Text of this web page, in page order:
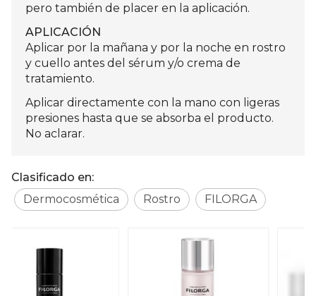
pero también de placer en la aplicación.
APLICACIÓN
Aplicar por la mañana y por la noche en rostro
y cuello antes del sérum y/o crema de
tratamiento.
Aplicar directamente con la mano con ligeras
presiones hasta que se absorba el producto.
No aclarar.
Clasificado en:
Dermocosmética
Rostro FILORGA